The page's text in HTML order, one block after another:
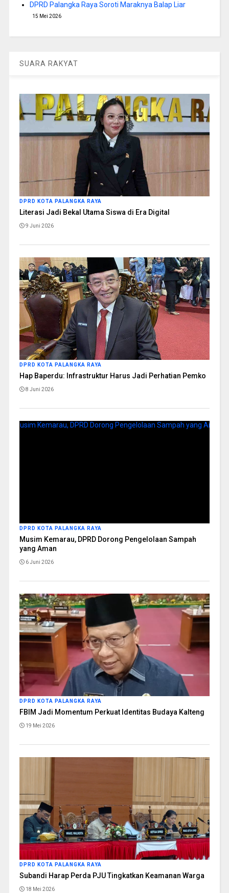
DPRD Palangka Raya Soroti Maraknya Balap Liar
15 Mei 2026
SUARA RAKYAT
DPRD KOTA PALANGKA RAYA
Literasi Jadi Bekal Utama Siswa di Era Digital
9 Juni 2026
DPRD KOTA PALANGKA RAYA
Hap Baperdu: Infrastruktur Harus Jadi Perhatian Pemko
8 Juni 2026
DPRD KOTA PALANGKA RAYA
Musim Kemarau, DPRD Dorong Pengelolaan Sampah
yang Aman
6 Juni 2026
DPRD KOTA PALANGKA RAYA
FBIM Jadi Momentum Perkuat Identitas Budaya Kalteng
19 Mei 2026
DPRD KOTA PALANGKA RAYA
Subandi Harap Perda PJU Tingkatkan Keamanan Warga
18 Mei 2026